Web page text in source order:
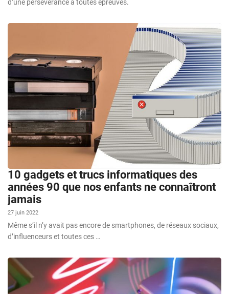
d’une persévérance à toutes épreuves.
10 gadgets et trucs informatiques des
années 90 que nos enfants ne connaîtront
jamais
27 juin 2022
Même s’il n’y avait pas encore de smartphones, de réseaux sociaux,
d’influenceurs et toutes ces …